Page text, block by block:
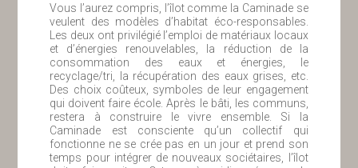
Vous l’aurez compris, l’îlot comme la Caminade se
veulent des modèles d’habitat éco-responsables.
Les deux ont privilégié l’emploi de matériaux locaux
et d’énergies renouvelables, la réduction de la
consommation des eaux et énergies, le
recyclage/tri, la récupération des eaux grises, etc.
Des choix coûteux, symboles de leur engagement
qui doivent faire école. Après le bâti, les communs,
restera à construire le vivre ensemble. Si la
Caminade est consciente qu’un collectif qui
fonctionne ne se crée pas en un jour et prend son
temps pour intégrer de nouveaux sociétaires, l’îlot